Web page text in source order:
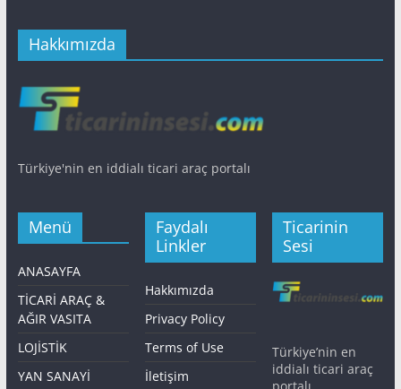
Hakkımızda
Türkiye'nin en iddialı ticari araç portalı
Menü
ANASAYFA
TİCARİ ARAÇ &
AĞIR VASITA
LOJİSTİK
YAN SANAYİ
Faydalı
Linkler
Hakkımızda
Privacy Policy
Terms of Use
İletişim
Ticarinin
Sesi
Türkiye’nin en
iddialı ticari araç